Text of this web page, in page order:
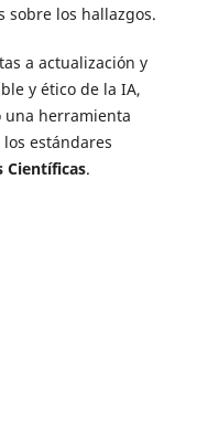
sobre los hallazgos.
a actualización y
y ético de la IA,
una herramienta
estándares
Científicas.